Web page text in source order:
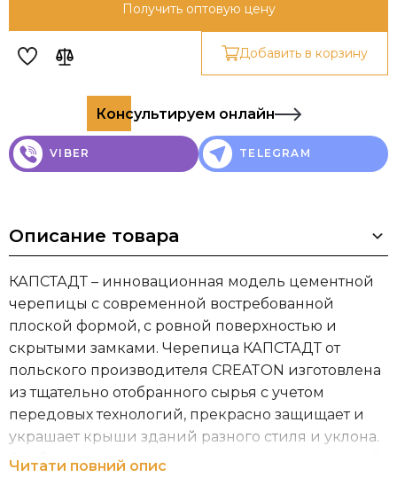
Получить оптовую цену
Добавить в корзину
Консультируем онлайн
VIBER TELEGRAM
Описание товара
КАПСТАДТ – инновационная модель цементной
черепицы с современной востребованной
плоской формой, с ровной поверхностью и
скрытыми замками. Черепица КАПСТАДТ от
польского производителя CREATON изготовлена
из тщательно отобранного сырья с учетом
передовых технологий, прекрасно защищает и
украшает крыши зданий разного стиля и уклона.
Особенно идеально гармонирует с современной
Читати повний опис